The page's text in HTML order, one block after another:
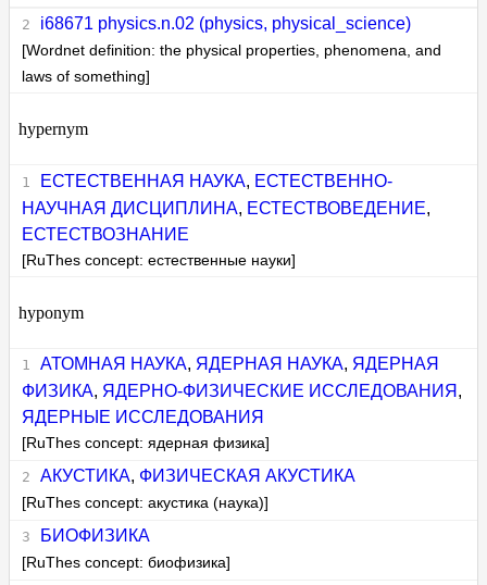
i68671 physics.n.02 (physics, physical_science)
[Wordnet definition: the physical properties, phenomena, and
laws of something]
hypernym
ЕСТЕСТВЕННАЯ НАУКА, ЕСТЕСТВЕННО-
НАУЧНАЯ ДИСЦИПЛИНА, ЕСТЕСТВОВЕДЕНИЕ,
ЕСТЕСТВОЗНАНИЕ
[RuThes concept: естественные науки]
hyponym
АТОМНАЯ НАУКА, ЯДЕРНАЯ НАУКА, ЯДЕРНАЯ
ФИЗИКА, ЯДЕРНО-ФИЗИЧЕСКИЕ ИССЛЕДОВАНИЯ ,
ЯДЕРНЫЕ ИССЛЕДОВАНИЯ
[RuThes concept: ядерная физика]
АКУСТИКА, ФИЗИЧЕСКАЯ АКУСТИКА
[RuThes concept: акустика (наука)]
БИОФИЗИКА
[RuThes concept: биофизика]